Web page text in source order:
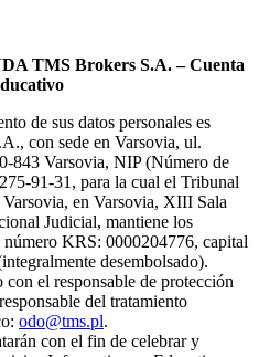
TMS Brokers S.A. – Cuenta
de sus datos personales es
con sede en Varsovia, ul.
843 Varsovia, NIP (Número de
91-31, para la cual el Tribunal
en Varsovia, XIII Sala
Judicial, mantiene los
KRS: 0000204776, capital
desembolsado).
con el responsable de protección
del tratamiento
odo@tms.pl.
con el fin de celebrar y